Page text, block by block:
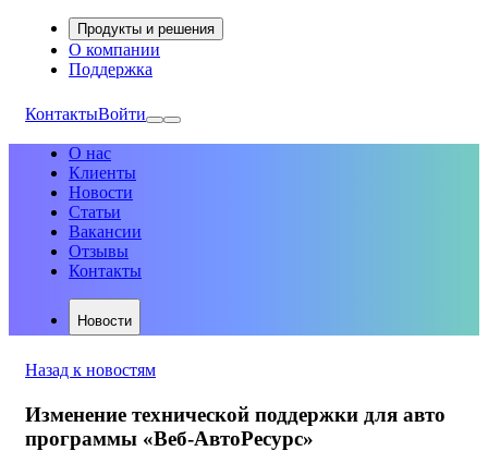
Продукты и решения
О компании
Поддержка
КонтактыВойти
О нас
Клиенты
Новости
Статьи
Вакансии
Отзывы
Контакты
Новости
Назад к новостям
Изменение технической поддержки для авто
программы «Веб-АвтоРесурс»